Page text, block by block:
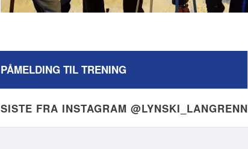
PÅMELDING TIL TRENING
SISTE FRA INSTAGRAM @LYNSKI_LANGRENN